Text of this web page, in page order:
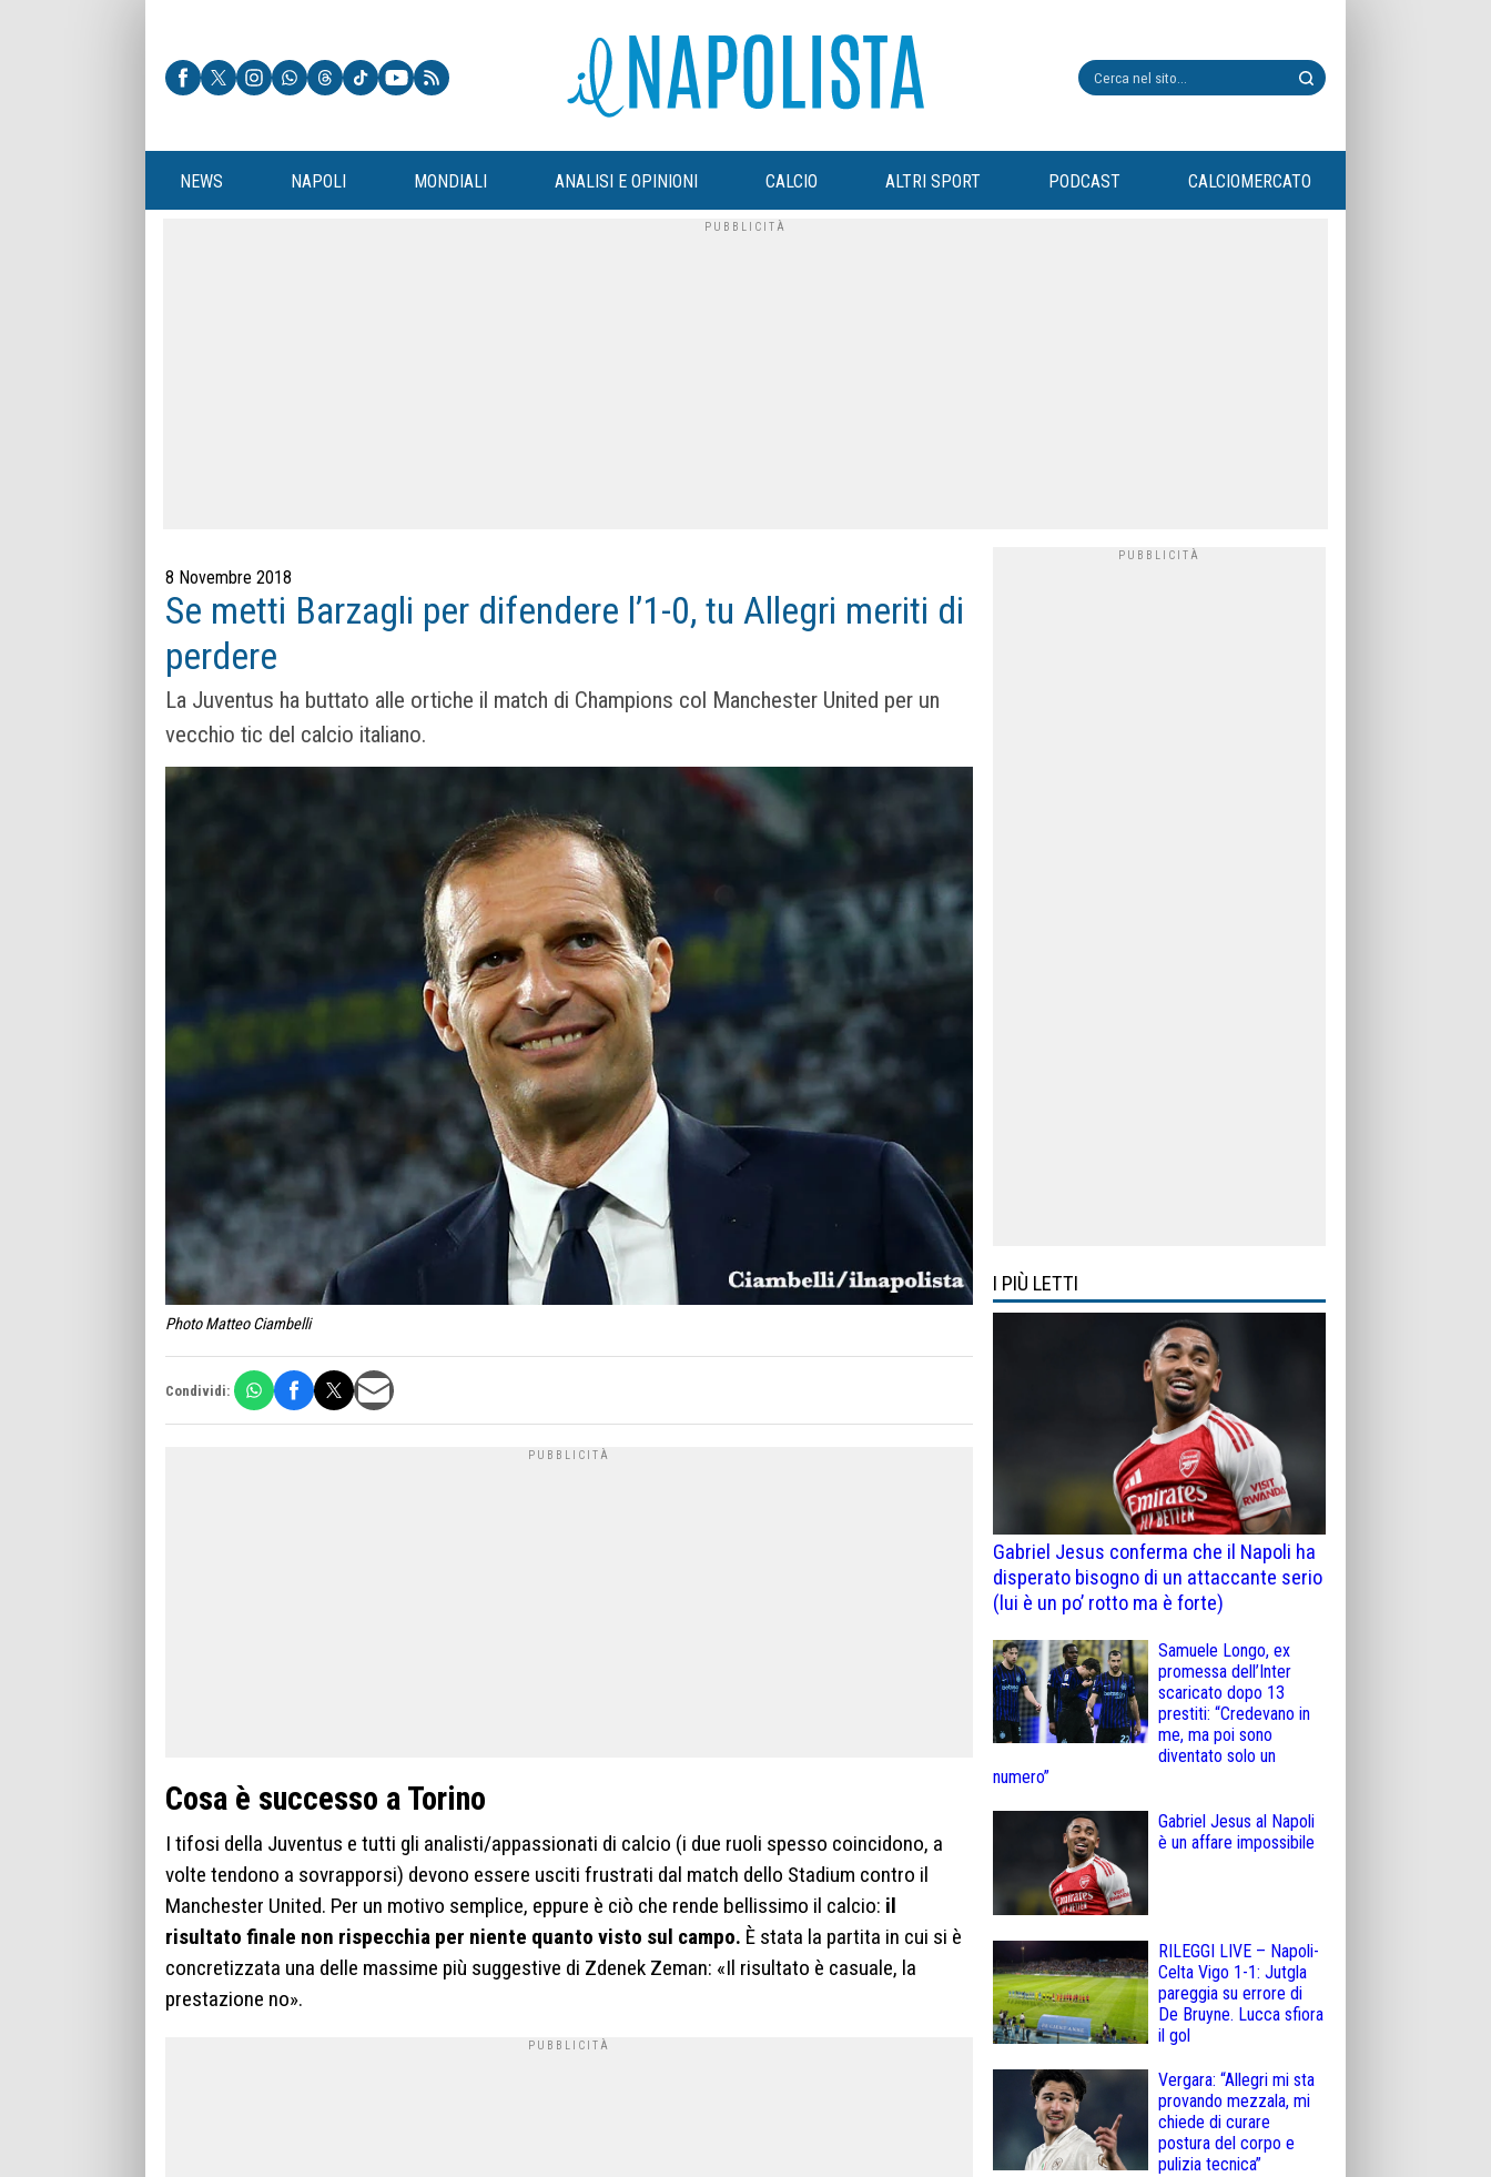
NEWS NAPOLI MONDIALI ANALISI E OPINIONI CALCIO ALTRI SPORT PODCAST CALCIOMERCATO
8 Novembre 2018
Se metti Barzagli per difendere l’1-0, tu Allegri meriti di
perdere
La Juventus ha buttato alle ortiche il match di Champions col Manchester United per un
vecchio tic del calcio italiano.
Photo Matteo Ciambelli
Condividi:
Cosa è successo a Torino
I tifosi della Juventus e tutti gli analisti/appassionati di calcio (i due ruoli spesso coincidono, a
volte tendono a sovrapporsi) devono essere usciti frustrati dal match dello Stadium contro il
Manchester United. Per un motivo semplice, eppure è ciò che rende bellissimo il calcio: il
risultato finale non rispecchia per niente quanto visto sul campo. È stata la partita in cui si è
concretizzata una delle massime più suggestive di Zdenek Zeman: «Il risultato è casuale, la
prestazione no».
I PIÙ LETTI
Gabriel Jesus conferma che il Napoli ha
disperato bisogno di un attaccante serio
(lui è un po’ rotto ma è forte)
Samuele Longo, ex
promessa dell’Inter
scaricato dopo 13
prestiti: “Credevano in
me, ma poi sono
diventato solo un
numero”
Gabriel Jesus al Napoli
è un affare impossibile
RILEGGI LIVE – Napoli-
Celta Vigo 1-1: Jutgla
pareggia su errore di
De Bruyne. Lucca sfiora
il gol
Vergara: “Allegri mi sta
provando mezzala, mi
chiede di curare
postura del corpo e
pulizia tecnica”